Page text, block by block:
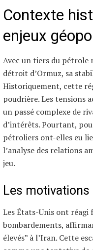
Contexte
enjeux
Avec un tiers du
détroit d’Ormuz, sa
Historiquement, cette
poudrière. Les tensions
un passé complexe de
d’intérêts. Pourtant,
pétroliers ont-elles eu
l’analyse des relations
jeu.
Les
Les États-Unis ont réagi
bombardements,
élevés” à l’Iran. Cette